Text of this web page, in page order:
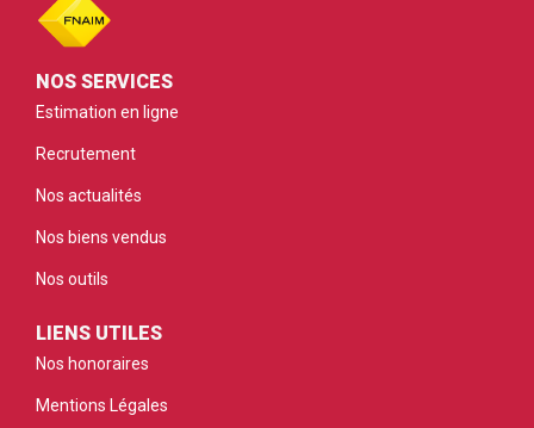
NOS SERVICES
Estimation en ligne
Recrutement
Nos actualités
Nos biens vendus
Nos outils
LIENS UTILES
Nos honoraires
Mentions Légales